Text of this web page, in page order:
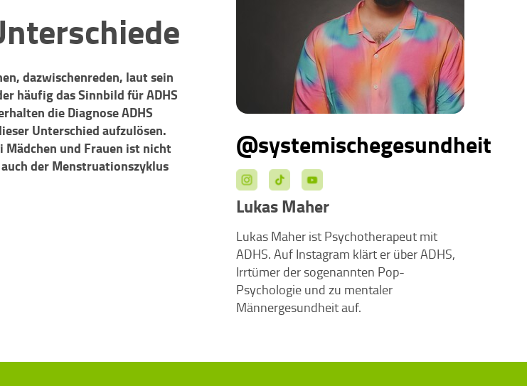
dazwischenreden, laut sein
häufig das Sinnbild für ADHS
die Diagnose ADHS
Unterschied aufzulösen.
Mädchen und Frauen ist nicht
der Menstruationszyklus
@systemischegesundheit
Lukas Maher
Lukas Maher ist Psychotherapeut mit
ADHS. Auf Instagram klärt er über ADHS,
Irrtümer der sogenannten Pop-
Psychologie und zu mentaler
Männergesundheit auf.